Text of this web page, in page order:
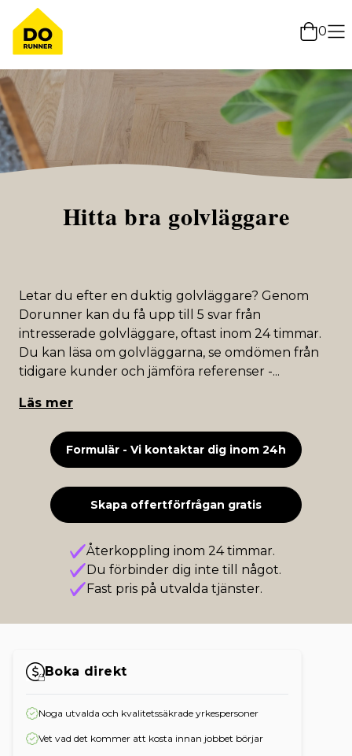
0
Hitta bra golvläggare
Letar du efter en duktig golvläggare? Genom
Dorunner kan du få upp till 5 svar från
intresserade golvläggare, oftast inom 24 timmar.
Du kan läsa om golvläggarna, se omdömen från
tidigare kunder och jämföra referenser -...
Läs mer
Formulär - Vi kontaktar dig inom 24h
Skapa offertförfrågan gratis
Återkoppling inom 24 timmar.
Du förbinder dig inte till något.
Fast pris på utvalda tjänster.
Boka direkt
Noga utvalda och kvalitetssäkrade yrkespersoner
Vet vad det kommer att kosta innan jobbet börjar